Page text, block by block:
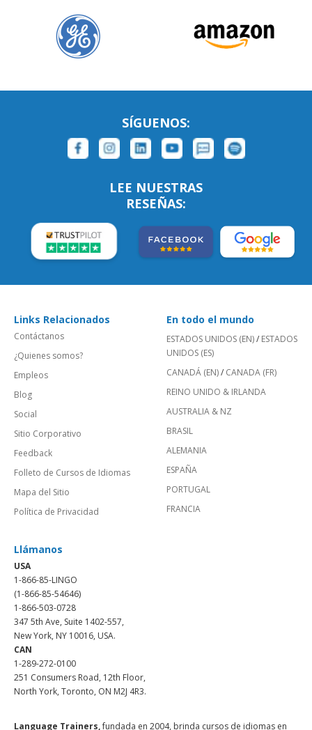
SÍGUENOS:
LEE NUESTRAS
RESEÑAS:
Links Relacionados
Contáctanos
¿Quienes somos?
Empleos
Blog
Social
Sitio Corporativo
Feedback
Folleto de Cursos de Idiomas
Mapa del Sitio
Política de Privacidad
En todo el mundo
ESTADOS UNIDOS (EN)/ ESTADOS
UNIDOS (ES)
CANADÁ (EN)/ CANADA (FR)
REINO UNIDO & IRLANDA
AUSTRALIA & NZ
BRASIL
ALEMANIA
ESPAÑA
PORTUGAL
FRANCIA
Llámanos
USA
1-866-85-LINGO
(1-866-85-54646)
1-866-503-0728
347 5th Ave, Suite 1402-557,
New York, NY 10016, USA.
CAN
1-289-272-0100
251 Consumers Road, 12th Floor,
North York, Toronto, ON M2J 4R3.
Language Trainers,fundada en 2004, brinda cursos de idiomas en